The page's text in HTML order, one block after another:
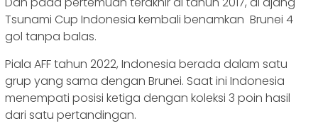
Tsunami Cup Indonesia kembali benamkan Brunei 4
gol tanpa balas.
Piala AFF tahun 2022, Indonesia berada dalam satu
grup yang sama dengan Brunei. Saat ini Indonesia
menempati posisi ketiga dengan koleksi 3 poin hasil
dari satu pertandingan.